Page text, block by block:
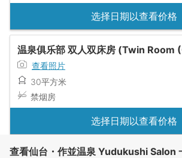
选择日期以查看价格
温泉俱乐部 双人双床房 (Twin Room
查看照片
30平方米
禁烟房
选择日期以查看价格
查看仙台・作並温泉 Yudukushi Salon